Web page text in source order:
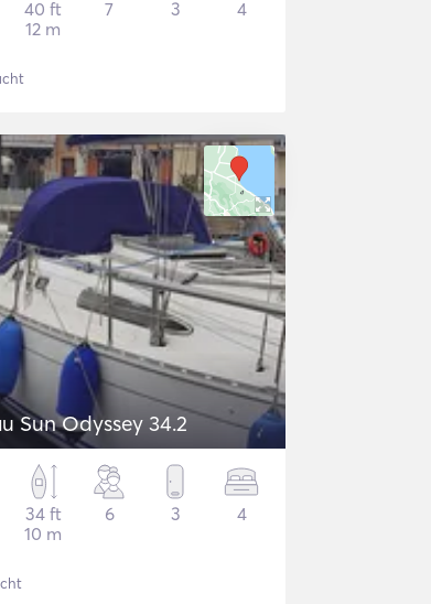
40 ft
12 m
7 3 4
Sun Odyssey 34.2
34 ft
10 m
6 3 4